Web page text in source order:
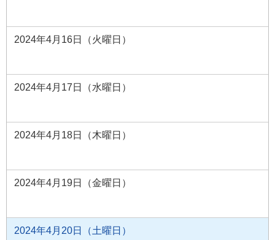
2024年4月16日（火曜日）
2024年4月17日（水曜日）
2024年4月18日（木曜日）
2024年4月19日（金曜日）
2024年4月20日（土曜日）